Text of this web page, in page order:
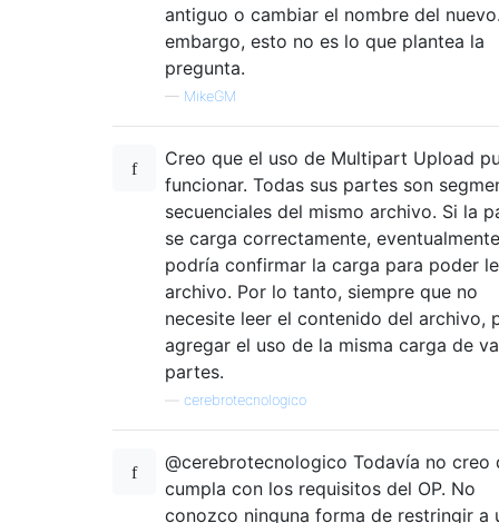
antiguo o cambiar el nombre del
embargo, esto no es lo que plantea la
pregunta.
— MikeGM
Creo que el uso de Multipart Upload
funcionar. Todas sus partes son
secuenciales del mismo archivo. Si la
se carga correctamente, eventualmente
podría confirmar la carga para poder
archivo. Por lo tanto, siempre que no
necesite leer el contenido del archivo,
agregar el uso de la misma carga de
partes.
cerebrotecnologico
@cerebrotecnologico Todavía no creo
cumpla con los requisitos del OP. No
conozco ninguna forma de restringir a